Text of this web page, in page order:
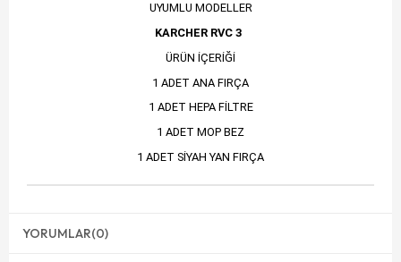
UYUMLU MODELLER
KARCHER RVC 3
ÜRÜN İÇERİĞİ
1 ADET ANA FIRÇA
1 ADET HEPA FİLTRE
1 ADET MOP BEZ
1 ADET SİYAH YAN FIRÇA
YORUMLAR(0)